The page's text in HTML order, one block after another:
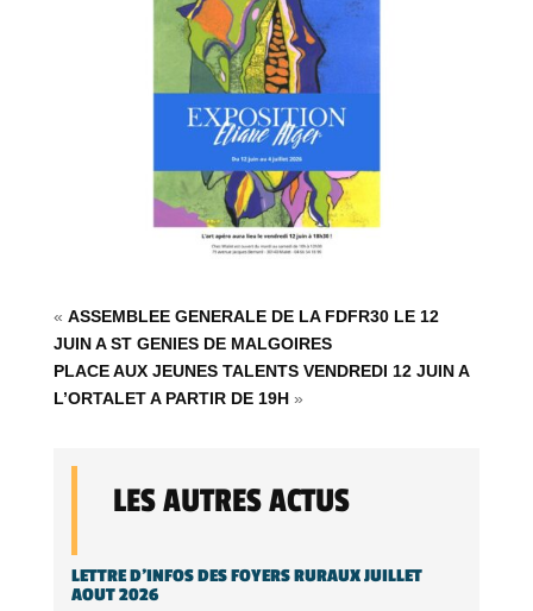
« ASSEMBLEE GENERALE DE LA FDFR30 LE 12
JUIN A ST GENIES DE MALGOIRES
PLACE AUX JEUNES TALENTS VENDREDI 12 JUIN A
L’ORTALET A PARTIR DE 19H»
LES AUTRES ACTUS
LETTRE D’INFOS DES FOYERS RURAUX JUILLET
AOUT 2026